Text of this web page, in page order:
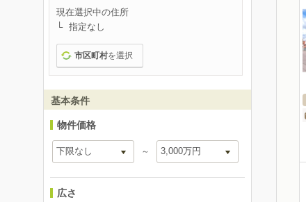
現在選択中の住所
指定なし
市区町村を選択
基本条件
物件価格
～
広さ